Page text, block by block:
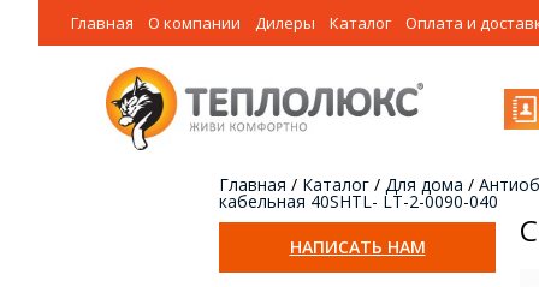
Главная О компании Дилеры Каталог Оплата и
НАПИСАТЬ НАМ
Главная / Каталог / Для дома /
кабельная 40SHTL- LT-2-0090-040